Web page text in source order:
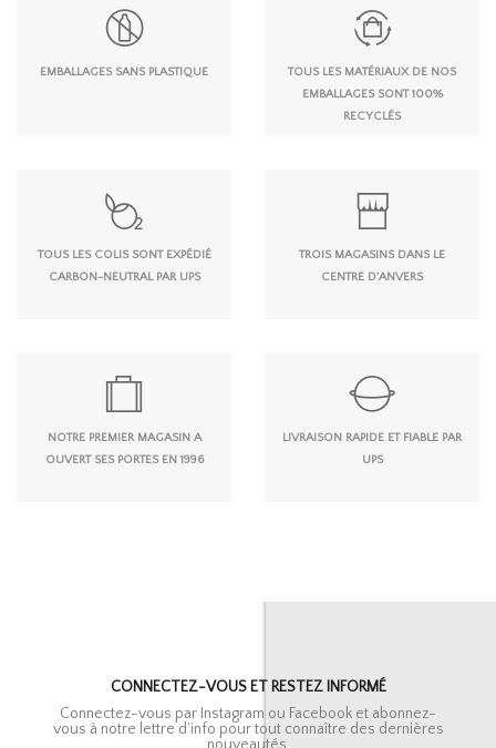
EMBALLAGES SANS PLASTIQUE
TOUS LES MATÉRIAUX DE NOS
EMBALLAGES SONT 100%
RECYCLÉS
TOUS LES COLIS SONT EXPÉDIÉ
CARBON-NEUTRAL PAR UPS
TROIS MAGASINS DANS LE
CENTRE D'ANVERS
NOTRE PREMIER MAGASIN A
OUVERT SES PORTES EN 1996
LIVRAISON RAPIDE ET FIABLE PAR
UPS
CONNECTEZ-VOUS ET RESTEZ INFORMÉ
Connectez-vous par Instagram ou Facebook et abonnez-
vous à notre lettre d’info pour tout connaître des dernières
nouveautés.